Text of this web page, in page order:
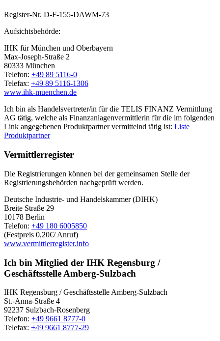
Register-Nr. D-F-155-DAWM-73
Aufsichtsbehörde:
IHK für München und Oberbayern
Max-Joseph-Straße 2
80333 München
Telefon: +49 89 5116-0
Telefax: +49 89 5116-1306
www.ihk-muenchen.de
Ich bin als Handelsvertreter/in für die TELIS FINANZ Vermittlung
AG tätig, welche als Finanzanlagenvermittlerin für die im folgenden
Link angegebenen Produktpartner vermittelnd tätig ist: Liste
Produktpartner
Vermittlerregister
Die Registrierungen können bei der gemeinsamen Stelle der
Registrierungsbehörden nachgeprüft werden.
Deutsche Industrie- und Handelskammer (DIHK)
Breite Straße 29
10178 Berlin
Telefon: +49 180 6005850
(Festpreis 0,20€/ Anruf)
www.vermittlerregister.info
Ich bin Mitglied der IHK Regensburg /
Geschäftsstelle Amberg-Sulzbach
IHK Regensburg / Geschäftsstelle Amberg-Sulzbach
St.-Anna-Straße 4
92237 Sulzbach-Rosenberg
Telefon: +49 9661 8777-0
Telefax: +49 9661 8777-29